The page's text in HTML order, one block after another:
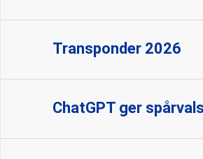
Transponder 2026
ChatGPT ger